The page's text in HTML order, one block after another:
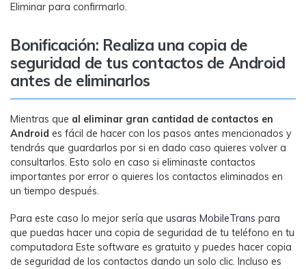
Eliminar para confirmarlo.
Bonificación: Realiza una copia de
seguridad de tus contactos de Android
antes de eliminarlos
Mientras que al eliminar gran cantidad de contactos en
Android es fácil de hacer con los pasos antes mencionados y
tendrás que guardarlos por si en dado caso quieres volver a
consultarlos. Esto solo en caso si eliminaste contactos
importantes por error o quieres los contactos eliminados en
un tiempo después.
Para este caso lo mejor sería que usaras MobileTrans para
que puedas hacer una copia de seguridad de tu teléfono en tu
computadora Este software es gratuito y puedes hacer copia
de seguridad de los contactos dando un solo clic. Incluso es